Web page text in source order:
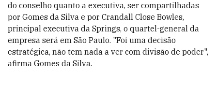
do conselho quanto a executiva, ser compartilhadas
por Gomes da Silva e por Crandall Close Bowles,
principal executiva da Springs, o quartel-general da
empresa será em São Paulo. "Foi uma decisão
estratégica, não tem nada a ver com divisão de poder",
afirma Gomes da Silva.